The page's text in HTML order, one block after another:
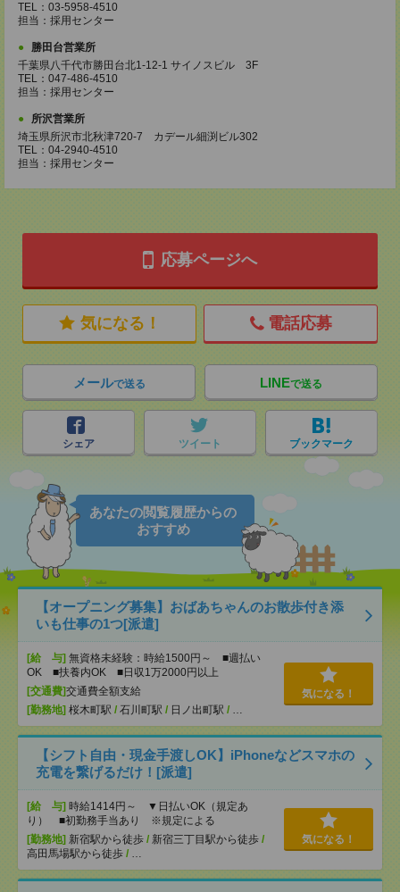
TEL：03-5958-4510
担当：採用センター
勝田台営業所
千葉県八千代市勝田台北1-12-1 サイノスビル 3F
TEL：047-486-4510
担当：採用センター
所沢営業所
埼玉県所沢市北秋津720-7 カデール細渕ビル302
TEL：04-2940-4510
担当：採用センター
応募ページへ
気になる！ 電話応募
メールで送る LINEで送る
シェア ツイート ブックマーク
あなたの閲覧履歴からの
おすすめ
【オープニング募集】おばあちゃんのお散歩付き添
いも仕事の1つ[派遣]
[給 与] 無資格未経験：時給1500円～ ■週払い
OK ■扶養内OK ■日収1万2000円以上
[交通費]交通費全額支給
[勤務地] 桜木町駅 / 石川町駅 / 日ノ出町駅 / …
気になる！
【シフト自由・現金手渡しOK】iPhoneなどスマホの
充電を繋げるだけ！[派遣]
[給 与] 時給1414円～ ▼日払いOK（規定あ
り） ■初勤務手当あり ※規定による
[勤務地] 新宿駅から徒歩 / 新宿三丁目駅から徒歩 /
高田馬場駅から徒歩 / …
気になる！